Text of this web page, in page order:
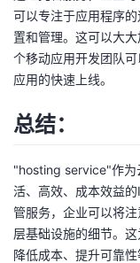
可以专注于应用程序
置和管理。这可以大
个移动应用开发团队
应用的快速上线。
总结：
"hosting service"作为
活、高效、成本效益
管服务，企业可以将
层基础设施的细节。
降低成本、提升可靠